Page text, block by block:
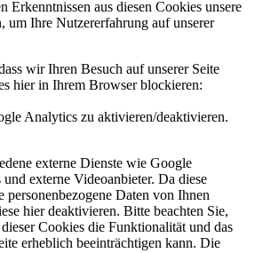
Erkenntnissen aus diesen Cookies unsere
um Ihre Nutzererfahrung auf unserer
wir Ihren Besuch auf unserer Seite
hier in Ihrem Browser blockieren:
Analytics zu aktivieren/deaktivieren.
externe Dienste wie Google
externe Videoanbieter. Da diese
Daten von Ihnen
hier deaktivieren. Bitte beachten Sie,
Cookies die Funktionalität und das
erheblich beeinträchtigen kann. Die